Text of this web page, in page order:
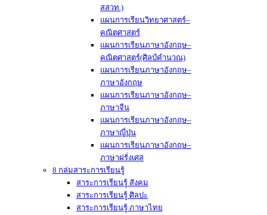
สสวท.)
แผนการเรียนวิทยาศาสตร์–
คณิตศาสตร์
แผนการเรียนภาษาอังกฤษ–
คณิตศาสตร์(ศิลป์คำนวณ)
แผนการเรียนภาษาอังกฤษ–
ภาษาอังกฤษ
แผนการเรียนภาษาอังกฤษ–
ภาษาจีน
แผนการเรียนภาษาอังกฤษ–
ภาษาญี่ปุ่น
แผนการเรียนภาษาอังกฤษ–
ภาษาฝรั่งเศส
8 กล่มสาระการเรียนรู้
สาระการเรียนรู้ สังคม
สาระการเรียนรู้ ศิลปะ
สาระการเรียนรู้ ภาษาไทย